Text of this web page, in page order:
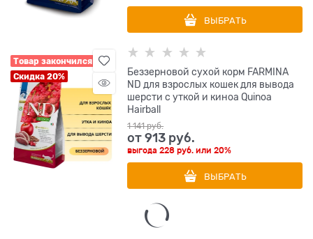
ВЫБРАТЬ
Товар закончился
Скидка 20%
Беззерновой cухой корм FARMINA
ND для взрослых кошек для вывода
шерсти с уткой и киноа Quinoa
Hairball
1 141 руб.
от913 руб.
выгода228 руб. или20%
ВЫБРАТЬ